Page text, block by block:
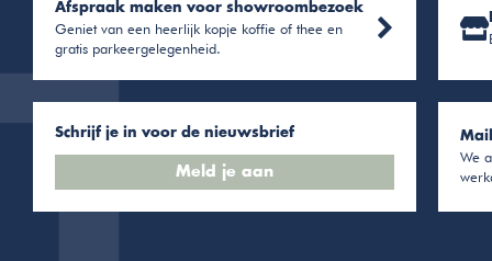
Afspraak maken voor showroombezoek
Geniet van een heerlijk kopje koffie of thee en
gratis parkeergelegenheid.
Schrijf je in voor de nieuwsbrief
Meld je aan
We